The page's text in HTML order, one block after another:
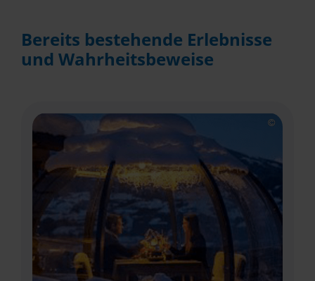
Bereits bestehende Erlebnisse
und Wahrheitsbeweise